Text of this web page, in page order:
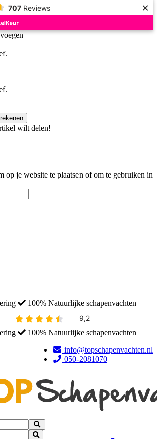
707 Reviews ×
wilt delen!
op je website te plaatsen of om te gebruiken in
100% Natuurlijke schapenvachten
100% Natuurlijke schapenvachten
info@topschapenvachten.nl
050-2081070